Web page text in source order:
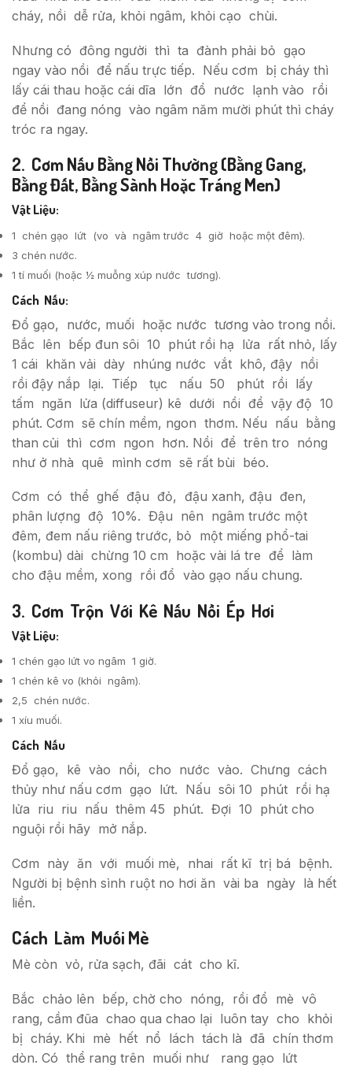
cháy, nồi dễ rửa, khỏi ngâm, khỏi cạo chùi.
Nhưng có đông người thì ta đành phải bỏ gạo
ngay vào nồi để nấu trực tiếp. Nếu cơm bị cháy thì
lấy cái thau hoặc cái dĩa lớn đổ nước lạnh vào rồi
để nồi đang nóng vào ngâm năm mười phút thì cháy
tróc ra ngay.
2. Cơm Nấu Bằng Nồi Thường (bằng Gang,
Bằng Đất, Bằng Sành Hoặc Tráng Men)
Vật Liệu:
1 chén gạo lứt (vo và ngâm trước 4 giờ hoặc một đêm).
3 chén nước.
1 tí muối (hoặc ½ muỗng xúp nước tương).
Cách Nấu:
Đổ gạo, nước, muối hoặc nước tương vào trong nồi.
Bắc lên bếp đun sôi 10 phút rồi hạ lửa rất nhỏ, lấy
1 cái khăn vải dày nhúng nước vắt khô, đậy nồi
rồi đậy nắp lại. Tiếp tục nấu 50 phút rồi lấy
tấm ngăn lửa (diffuseur) kê dưới nồi để vậy độ 10
phút. Cơm sẽ chín mềm, ngon thơm. Nếu nấu bằng
than củi thì cơm ngon hơn. Nồi để trên tro nóng
như ở nhà quê mình cơm sẽ rất bùi béo.
Cơm có thể ghế đậu đỏ, đậu xanh, đậu đen,
phân lượng độ 10%. Ðậu nên ngâm trước một
đêm, đem nấu riêng trước, bỏ một miếng phổ-tai
(kombu) dài chừng 10 cm hoặc vài lá tre để làm
cho đậu mềm, xong rồi đổ vào gạo nấu chung.
3. Cơm Trộn Với Kê Nấu Nồi Ép Hơi
Vật Liệu:
1 chén gạo lứt vo ngâm 1 giờ.
1 chén kê vo (khỏi ngâm).
2,5 chén nước.
1 xíu muối.
Cách Nấu
Đổ gạo, kê vào nồi, cho nước vào. Chưng cách
thủy như nấu cơm gạo lứt. Nấu sôi 10 phút rồi hạ
lửa riu riu nấu thêm 45 phút. Đợi 10 phút cho
nguội rồi hãy mở nắp.
Cơm này ăn với muối mè, nhai rất kĩ trị bá bệnh.
Người bị bệnh sình ruột no hơi ăn vài ba ngày là hết
liền.
Cách Làm Muối Mè
Mè còn vỏ, rửa sạch, đãi cát cho kĩ.
Bắc chảo lên bếp, chờ cho nóng, rồi đổ mè vô
rang, cầm đũa chao qua chao lại luôn tay cho khỏi
bị cháy. Khi mè hết nổ lách tách là đã chín thơm
dòn. Có thể rang trên muối như rang gạo lứt